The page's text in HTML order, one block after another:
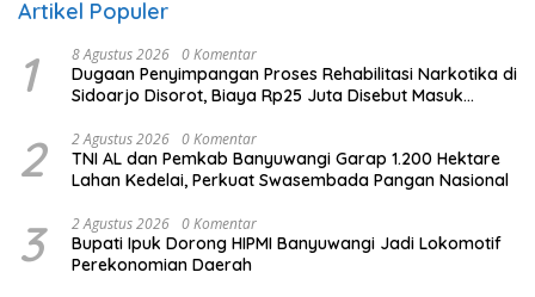
Artikel Populer
1 8 Agustus 2026 0 Komentar
Dugaan Penyimpangan Proses Rehabilitasi Narkotika di
Sidoarjo Disorot, Biaya Rp25 Juta Disebut Masuk
2 2 Agustus 2026 0 Komentar
TNI AL dan Pemkab Banyuwangi Garap 1.200 Hektare
Lahan Kedelai, Perkuat Swasembada Pangan Nasional
3 2 Agustus 2026 0 Komentar
Bupati Ipuk Dorong HIPMI Banyuwangi Jadi Lokomotif
Perekonomian Daerah